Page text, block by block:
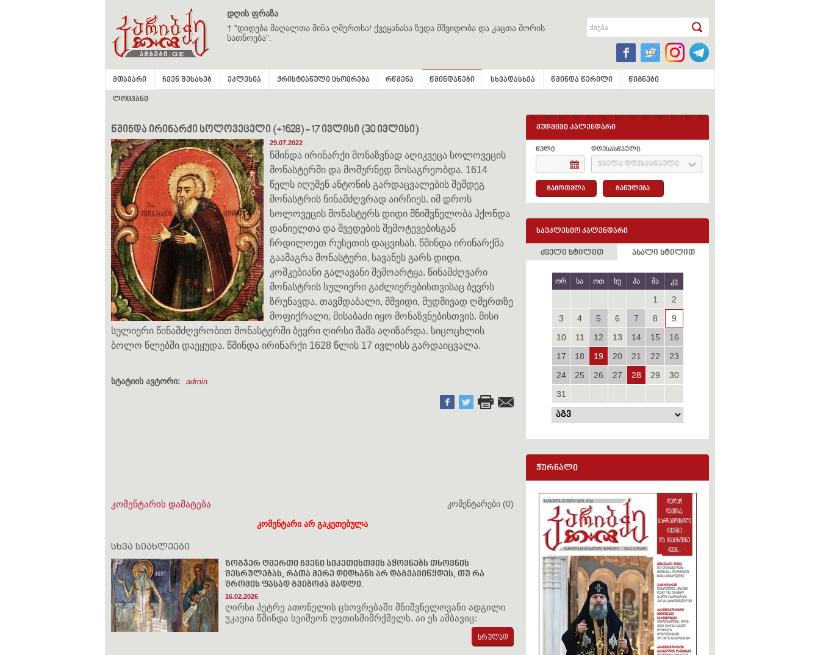
დღის ფრაზა
† "დიდება მაღალთა შინა ღმერთსა! ქვეყანასა ზედა მშვიდობა და კაცთა შორის
სათნოება".
მთავარი ჩვენ შესახებ ეკლესია ქრისტიანული ცხოვრება რწმენა წმინდანები სხვადასხვა წმინდა წერილი წიგნები
ლოცვანი
წმინდა ირინარქი სოლოვეცელი (+1628) - 17 ივლისი (30 ივლისი)
29.07.2022
წმინდა ირინარქი მონაზვნად აღიკვეცა სოლოვეცის
მონასტერში და მოშურნედ მოსაგრეობდა. 1614
წელს იღუმენ ანტონის გარდაცვალების შემდეგ
მონასტრის წინამძღვრად აირჩიეს. იმ დროს
სოლოვეცის მონასტერს დიდი მნიშვნელობა ჰქონდა
დანიელთა და შვედების შემოტევებისგან
ჩრდილოეთ რუსეთის დაცვისას. წმინდა ირინარქმა
გაამაგრა მონასტერი, სავანეს გარს დიდი,
კოშკებიანი გალავანი შემოარტყა. წინამძღვარი
მონასტრის სულიერი გაძლიერებისთვისაც ბევრს
ზრუნავდა. თავმდაბალი, მშვიდი, მუდმივად ღმერთზე
მოფიქრალი, მისაბაძი იყო მონაზვნებისთვის. მისი
სულიერი წინამძღვრობით მონასტერში ბევრი ღირსი მამა აღიზარდა. სიცოცხლის
ბოლო წლებში დაეყუდა. წმინდა ირინარქი 1628 წლის 17 ივლისს გარდაიცვალა.
სტატიის ავტორი: admin
კომენტარის დამატება კომენტარები (0)
კომენტარი არ გაკეთებულა
სხვა სიახლეები
ზოგჯერ ღმერთი ჩვენი სიკეთისთვის აყოვნებს თხოვნის
შესრულებას, რათა მერე დიდხანს არ დაგვავიწყდეს, თუ რა
შრომის ფასად გვიბოძა მადლი.
16.02.2026
ღირსი პეტრე ათონელის ცხოვრებაში მნიშვნელოვანი ადგილი
უკავია წმინდა სვიმეონ ღვთისმიმრქმელს. აი ეს ამბავიც:
მუდმივი კალენდარი
წელი დღესასწაული:
ყველა დღესასწაული
გამოთვლა განულება
საეკლესიო კალენდარი
ძველი სტილით ახალი სტილით
ორ სა ოთ ხუ პა შა კვ
1
2
3
4 5 6 7 8
9
10
11 12 13 14 15
16
17
18 19 20 21 22
23
24
25 26 27 28 29
30
31
ჟურნალი